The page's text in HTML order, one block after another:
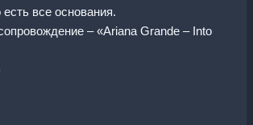
есть все основания.
– «Ariana Grande – Into